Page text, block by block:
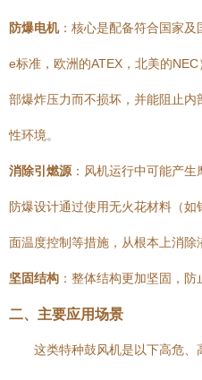
防爆电机：核心是配备符合国家及
e标准，欧洲的ATEX，北美的
部爆炸压力而不损坏，并能阻止
性环境。
消除引燃源 ：风机运行中可能产生
防爆设计通过使用无火花材料（
面温度控制等措施，从根本上消除
坚固结构 ：整体结构更加坚固，防
二、主要应用场景
这类特种鼓风机是以下高危、